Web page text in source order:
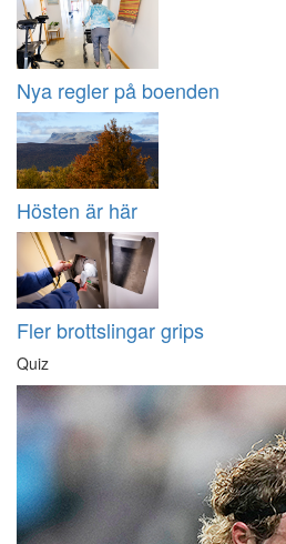
Nya regler på boenden
Hösten är här
Fler brottslingar grips
Quiz